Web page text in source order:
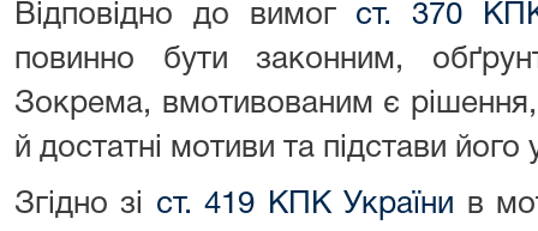
Відповідно до вимог ст. 370
повинно бути законним,
Зокрема, вмотивованим є
й достатні мотиви та підстави його
Згідно зі ст. 419 КПК України в